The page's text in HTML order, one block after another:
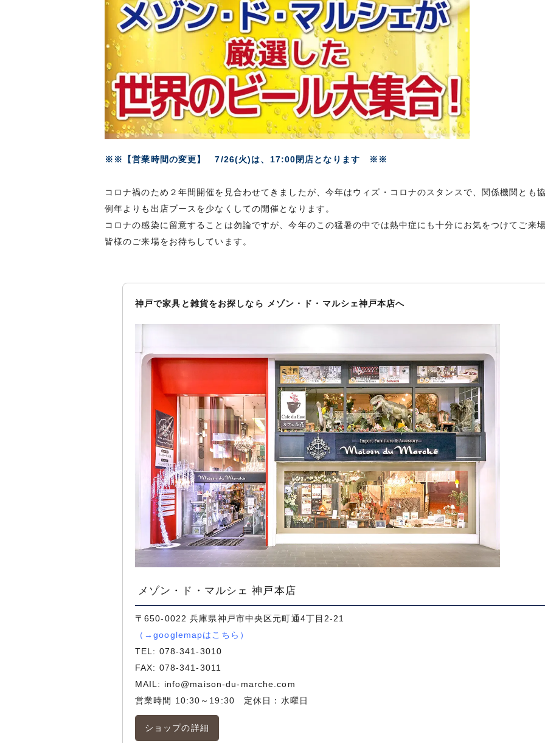
※※【営業時間の変更】 7/26(火)は、17:00閉店となります ※※
コロナ禍のため２年間開催を見合わせてきましたが、今年はウィズ・コロナのスタンスで、関係機関とも
例年よりも出店ブースを少なくしての開催となります。
コロナの感染に留意することは勿論ですが、今年のこの猛暑の中では熱中症にも十分にお気をつけてご来
皆様のご来場をお待ちしています。
神戸で家具と雑貨をお探しなら メゾン・ド・マルシェ神戸本店へ
メゾン・ド・マルシェ 神戸本店
〒650-0022 兵庫県神戸市中央区元町通4丁目2-21
（ →googlemapはこちら ）
TEL: 078-341-3010
FAX: 078-341-3011
MAIL: info@maison-du-marche.com
営業時間 10:30～19:30 定休日：水曜日
ショップの詳細